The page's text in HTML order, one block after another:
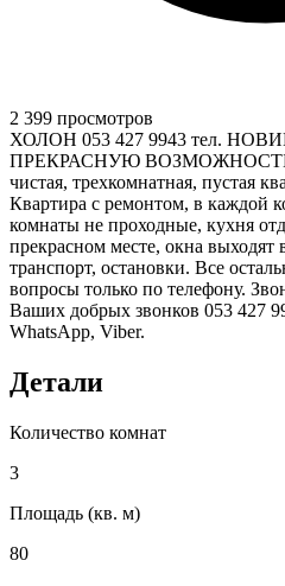
2 399 просмотров
ХОЛОН 053 427 9943 тел.
ПРЕКРАСНУЮ ВОЗМОЖНОСТЬ!
чистая, трехкомнатная, пустая
Квартира с ремонтом, в каждой
комнаты не проходные, кухня
прекрасном месте, окна выходят
транспорт, остановки. Все
вопросы только по телефону.
Ваших добрых звонков 053 427
WhatsApp, Viber.
Детали
Количество комнат
3
Площадь (кв. м)
80